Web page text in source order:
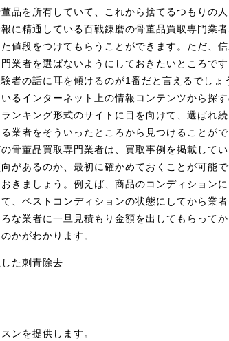
品を所有していて、これから捨てるつもりの
に精通している百戦錬磨の骨董品買取専門業
値段をつけてもらうことができます。ただ、
業者を選ばないようにしておきたいところで
者の話に耳を傾けるのが1番だと言えるでしょ
るインターネット上の情報コンテンツから探
ンキング形式のサイトに目を向けて、選ばれ
業者をそういったところから見つけることが
骨董品買取専門業者は、買取事例を掲載して
があるのか、最初に確かめておくことが可能
きましょう。例えば、商品のコンディション
、ベストコンディションの状態にしてから業
な業者に一旦見積もり金額を出してもらって
かがわかります。
た刺青除去
ンを提供します。